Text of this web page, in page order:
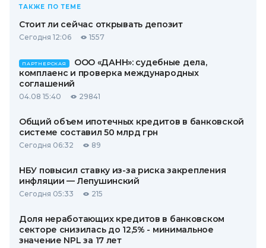
ТАКЖЕ ПО ТЕМЕ
Стоит ли сейчас открывать депозит
Сегодня 12:06 1557
ПАРТНЕРСКАЯ
ООО «ДАНН»: судебные дела,
комплаенс и проверка международных
соглашений
04.08 15:40 29841
Общий объем ипотечных кредитов в банковской
системе составил 50 млрд грн
Сегодня 06:32 89
НБУ повысил ставку из-за риска закрепления
инфляции — Лепушинский
Сегодня 05:33 215
Доля неработающих кредитов в банковском
секторе снизилась до 12,5% - минимальное
значение NPL за 17 лет